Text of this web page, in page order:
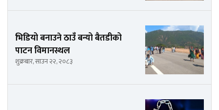
भिडियो बनाउने ठाउँ बन्यो बैतडीको
पाटन विमानस्थल
शुक्रबार, साउन २२, २०८३